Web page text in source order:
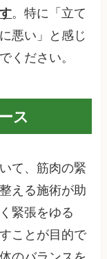
。特に「立て
悪い」と感じ
ください。
ス
て、筋肉の緊
える施術が助
緊張をゆる
ことが目的で